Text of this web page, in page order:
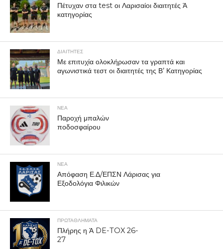
Πέτυχαν στα test οι Λαρισαίοι διαιτητές Ά
κατηγορίας
ΔΙΑΙΤΗΤΕΣ
Με επιτυχία ολοκλήρωσαν τα γραπτά και
αγωνιστικά τεστ οι διαιτητές της Β’ Κατηγορίας
ΝΕΑ
Παροχή μπαλών
ποδοσφαίρου
ΝΕΑ
Απόφαση Ε.Δ/ΕΠΣΝ Λάρισας για
Εξοδολόγια Φιλικών
ΠΡΩΤΑΘΛΉΜΑΤΑ
Πλήρης η Ά DE-TOX 26-
27